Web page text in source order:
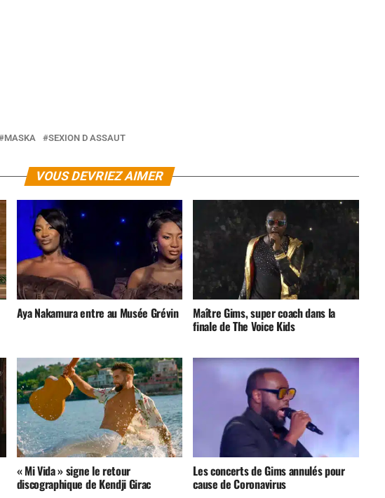
MASKA SEXION D ASSAUT
VOUS DEVRIEZ AIMER
Aya Nakamura entre au Musée Grévin Maître Gims, super coach dans la
finale de The Voice Kids
« Mi Vida » signe le retour
discographique de Kendji Girac
Les concerts de Gims annulés pour
cause de Coronavirus